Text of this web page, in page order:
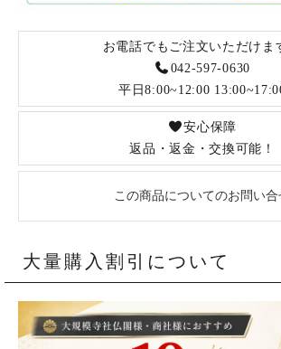
お電話でもご注文いただけま
042-597-0630
平日8:00~12:00
安心保障
返品・返金・交換可能！
この商品についてのお問い合
大量購入割引について